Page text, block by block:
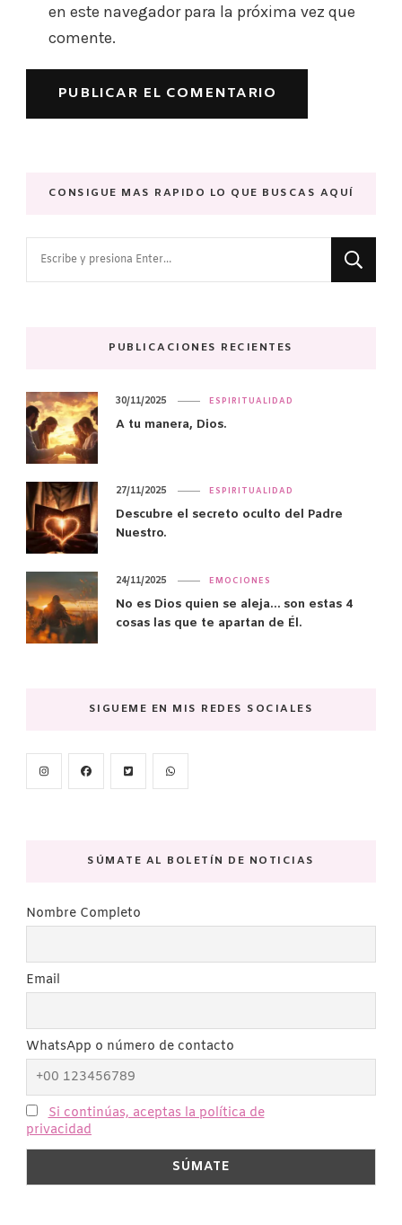
en este navegador para la próxima vez que
comente.
CONSIGUE MAS RAPIDO LO QUE BUSCAS AQUÍ
PUBLICACIONES RECIENTES
ESPIRITUALIDAD
A tu manera, Dios.
30/11/2025
ESPIRITUALIDAD
Descubre el secreto oculto del Padre
Nuestro.
27/11/2025
EMOCIONES
No es Dios quien se aleja… son estas 4
cosas las que te apartan de Él.
24/11/2025
SIGUEME EN MIS REDES SOCIALES
SÚMATE AL BOLETÍN DE NOTICIAS
Nombre Completo
Email
WhatsApp o número de contacto
Si continúas, aceptas la política de
privacidad